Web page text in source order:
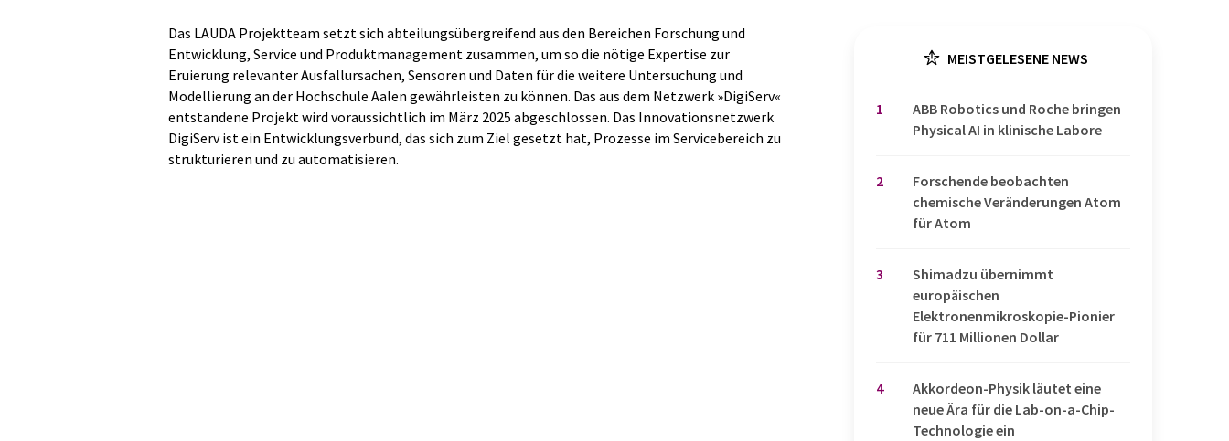
Das LAUDA Projektteam setzt sich abteilungsübergreifend aus den Bereichen Forschung und
Entwicklung, Service und Produktmanagement zusammen, um so die nötige Expertise zur
Eruierung relevanter Ausfallursachen, Sensoren und Daten für die weitere Untersuchung und
Modellierung an der Hochschule Aalen gewährleisten zu können. Das aus dem Netzwerk »DigiServ«
entstandene Projekt wird voraussichtlich im März 2025 abgeschlossen. Das Innovationsnetzwerk
DigiServ ist ein Entwicklungsverbund, das sich zum Ziel gesetzt hat, Prozesse im Servicebereich zu
strukturieren und zu automatisieren.
MEISTGELESENE NEWS
1
​​​​​​​ABB Robotics und Roche bringen
Physical AI in klinische Labore
2
Forschende beobachten
chemische Veränderungen Atom
für Atom
3
Shimadzu übernimmt
europäischen
Elektronenmikroskopie-Pionier
für 711 Millionen Dollar
4
Akkordeon-Physik läutet eine
neue Ära für die Lab-on-a-Chip-
Technologie ein